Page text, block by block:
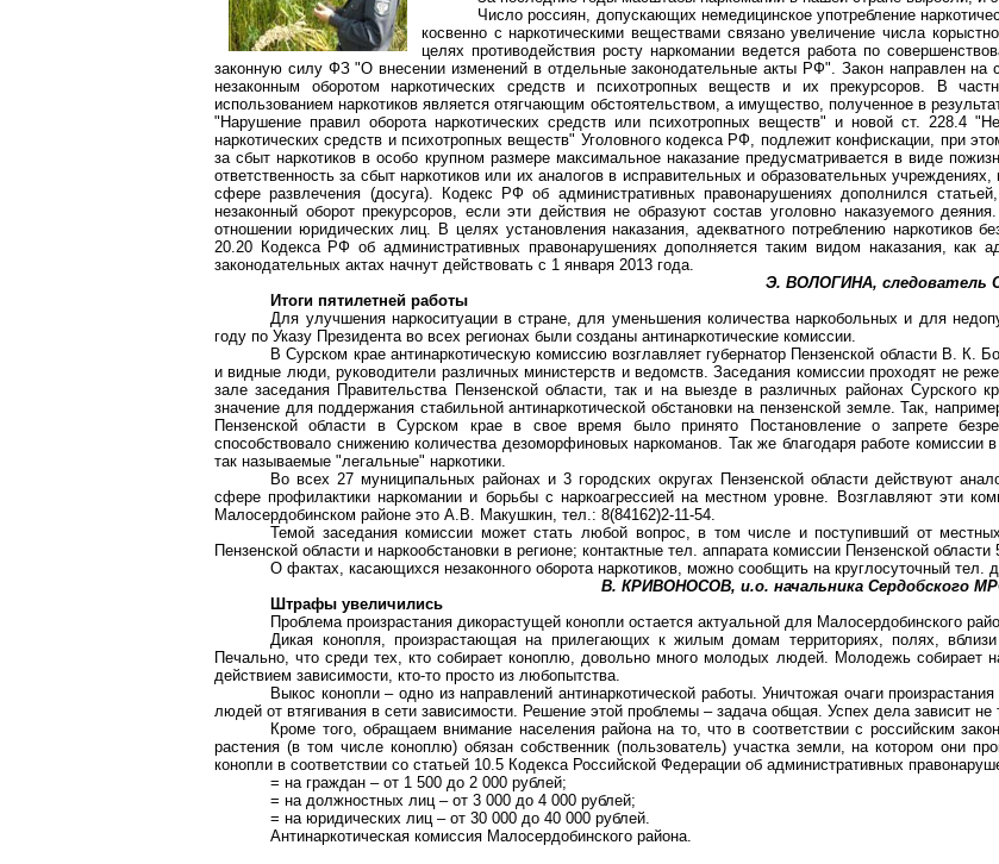
Число россиян, допускающих немедицинское употребление
косвенно с наркотическими веществами связано увеличение числа
целях противодействия росту наркомании ведется работа по
законную силу ФЗ "О внесении изменений в отдельные законодательные акты РФ". Закон направлен на
незаконным оборотом наркотических средств и психотропных веществ и их прекурсоров. В
использованием наркотиков является отягчающим обстоятельством, а имущество, полученное в
"Нарушение правил оборота наркотических средств или психотропных веществ" и новой ст. 228.4
наркотических средств и психотропных веществ" Уголовного кодекса РФ, подлежит конфискации, при
за сбыт наркотиков в особо крупном размере максимальное наказание предусматривается в виде
ответственность за сбыт наркотиков или их аналогов в исправительных и образовательных
сфере развлечения (досуга). Кодекс РФ об административных правонарушениях дополнился
незаконный оборот прекурсоров, если эти действия не образуют состав уголовно наказуемого
отношении юридических лиц. В целях установления наказания, адекватного потреблению наркотиков
20.20 Кодекса РФ об административных правонарушениях дополняется таким видом наказания, как
законодательных актах начнут действовать с 1 января 2013 года.
Э. ВОЛОГИНА,
Итоги пятилетней работы
Для улучшения наркоситуации в стране, для уменьшения количества наркобольных и для
году по Указу Президента во всех регионах были созданы антинаркотические комиссии.
В Сурском крае антинаркотическую комиссию возглавляет губернатор Пензенской области В. К.
и видные люди, руководители различных министерств и ведомств. Заседания комиссии проходят не
зале заседания Правительства Пензенской области, так и на выезде в различных районах
значение для поддержания стабильной антинаркотической обстановки на пензенской земле. Так,
Пензенской области в Сурском крае в свое время было принято Постановление о запрете
способствовало снижению количества дезоморфиновых наркоманов. Так же благодаря работе комиссии
так называемые "легальные" наркотики.
Во всех 27 муниципальных районах и 3 городских округах Пензенской области действуют
сфере профилактики наркомании и борьбы с наркоагрессией на местном уровне. Возглавляют эти
Малосердобинском районе это А.В. Макушкин, тел.: 8(84162)2-11-54.
Темой заседания комиссии может стать любой вопрос, в том числе и поступивший от
Пензенской области и наркообстановки в регионе; контактные тел. аппарата комиссии Пензенской области
О фактах, касающихся незаконного оборота наркотиков, можно сообщить на круглосуточный тел.
В. КРИВОНОСОВ, и.о. начальника Сердобского
Штрафы увеличились
Проблема произрастания дикорастущей конопли остается актуальной для Малосердобинского
Дикая конопля, произрастающая на прилегающих к жилым домам территориях, полях,
Печально, что среди тех, кто собирает коноплю, довольно много молодых людей. Молодежь собирает
действием зависимости, кто-то просто из любопытства.
Выкос конопли – одно из направлений антинаркотической работы. Уничтожая очаги
людей от втягивания в сети зависимости. Решение этой проблемы – задача общая. Успех дела зависит
Кроме того, обращаем внимание населения района на то, что в соответствии с российским
растения (в том числе коноплю) обязан собственник (пользователь) участка земли, на котором они
конопли в соответствии со статьей 10.5 Кодекса Российской Федерации об административных
= на граждан – от 1 500 до 2 000 рублей;
= на должностных лиц – от 3 000 до 4 000 рублей;
= на юридических лиц – от 30 000 до 40 000 рублей.
Антинаркотическая комиссия Малосердобинского района.